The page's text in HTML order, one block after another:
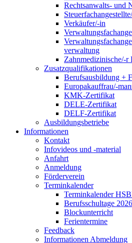
Rechtsanwalts- und
Verkäufer/-in
verwaltung
Zahnmedizinische/-r
Zusatzqualifikationen
Berufsausbildung +
Europakauffrau/-
KMK-Zertifikat
DELE-Zertifikat
DELF-Zertifikat
Ausbildungsbetriebe
Informationen
Kontakt
Infovideos und -material
Anfahrt
Anmeldung
Förderverein
Terminkalender
Terminkalender
Berufsschultage
Blockunterricht
Ferientermine
Feedback
Informationen Abmeldung